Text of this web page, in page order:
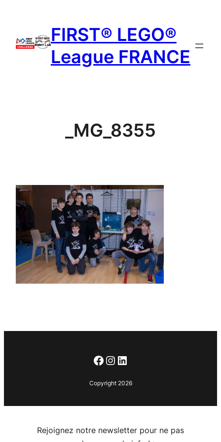
contenu
FIRST® LEGO®
League FRANCE
_MG_8355
Facebook
Instagram
LinkedIn
Copyright 2026
Rejoignez notre newsletter pour ne pas